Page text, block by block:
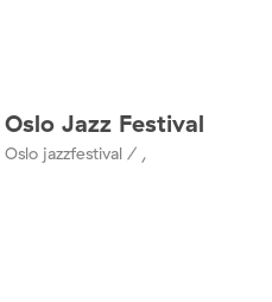
Oslo Jazz Festival
Oslo jazzfestival / ,